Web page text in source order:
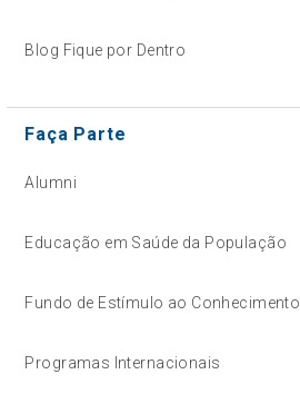
Blog Fique por Dentro
Faça Parte
Alumni
Educação em Saúde da População
Fundo de Estímulo ao Conhecimento
Programas Internacionais